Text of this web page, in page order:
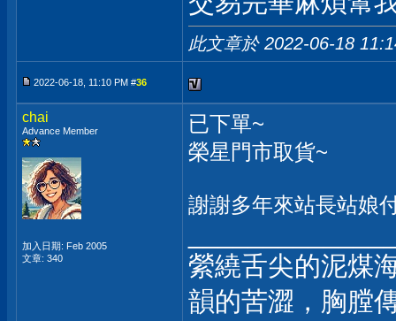
此文章於 2022-06-18
2022-06-18, 11:10 PM #36
chai
Advance Member
加入日期: Feb 2005
文章: 340
已下單~
榮星門市取貨~
謝謝多年來站長站娘
縈繞舌尖的泥煤
韻的苦澀，胸膛